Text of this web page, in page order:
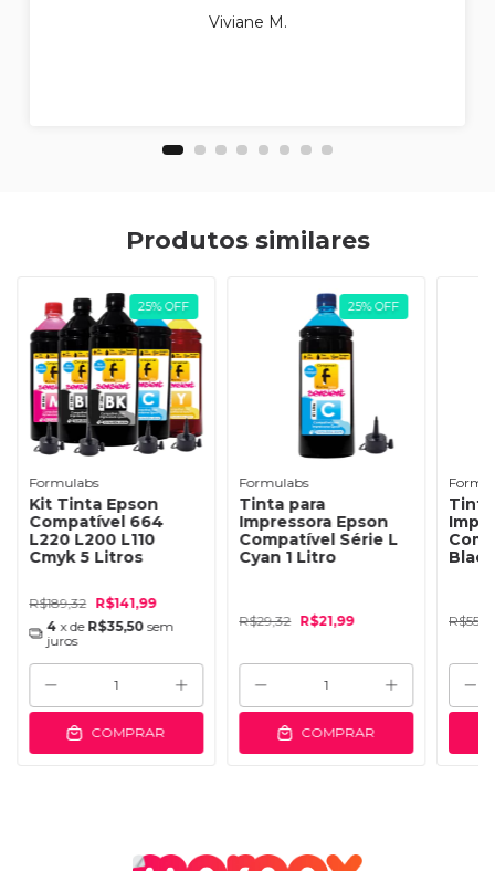
Viviane M.
Produtos similares
25%OFF
Formulabs
Kit Tinta Epson
Compatível 664
L220 L200 L110
Cmyk 5 Litros
R$189,32
R$141,99
4 x de R$35,50 sem
juros
COMPRAR
25%OFF
Formulabs
Tinta para
Impressora Epson
Compatível Série L
Cyan 1 Litro
R$29,32 R$21,99
COMPRAR